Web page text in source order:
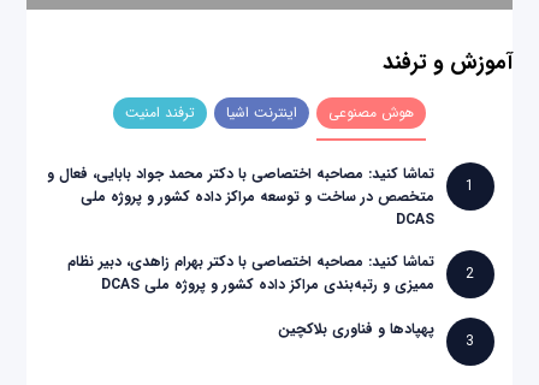
آموزش و ترفند
هوش مصنوعی اینترنت اشیا ترفند امنیت
1
تماشا کنید: مصاحبه اختصاصی با دکتر محمد جواد بابایی، فعال و
متخصص در ساخت و توسعه مراکز داده کشور و پروژه ملی
DCAS
2
تماشا کنید: مصاحبه اختصاصی با دکتر بهرام زاهدی، دبیر نظام
ممیزی و رتبه‌بندی مراکز داده کشور و پروژه ملی DCAS
3
پهپادها و فناوری بلاکچین